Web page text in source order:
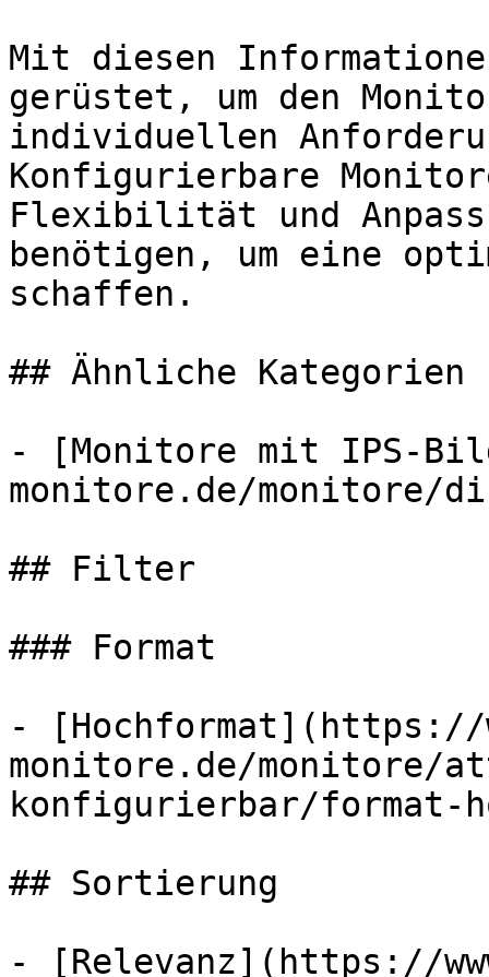
Mit diesen
gerüstet, um den
individuellen
Konfigurierbare
Flexibilität und
benötigen, um eine
schaffen.
## Ähnliche Kategorien
- [Monitore mit IPS-
monitore.de/monitore/
## Filter
### Format
- [Hochformat](https://
monitore.de/monitore/
konfigurierbar/format-
## Sortierung
- [Relevanz](https://